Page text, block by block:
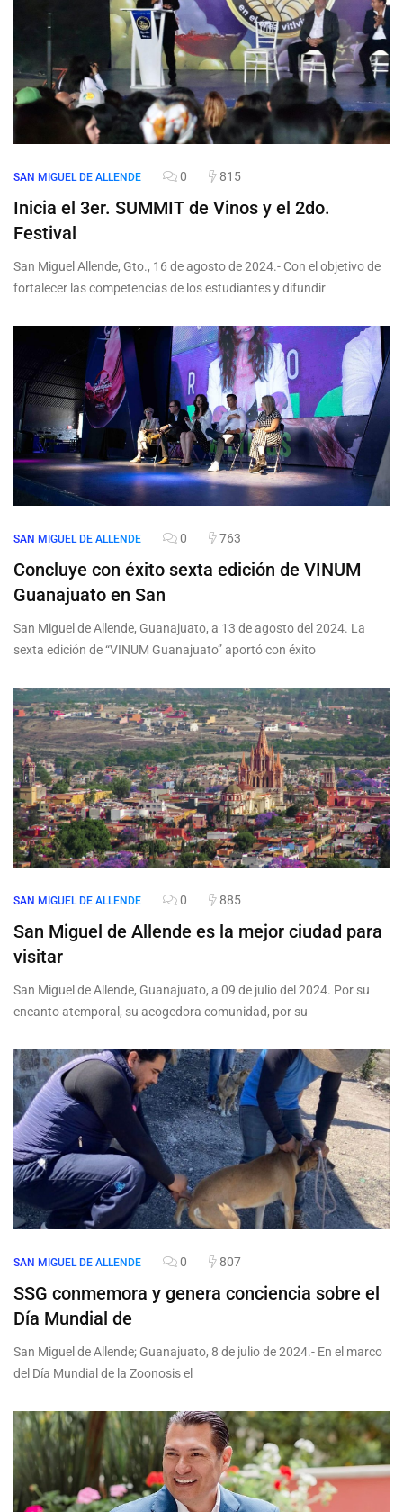
SAN MIGUEL DE ALLENDE 0 815
Inicia el 3er. SUMMIT de Vinos y el 2do.
Festival
San Miguel Allende, Gto., 16 de agosto de 2024.- Con el objetivo de
fortalecer las competencias de los estudiantes y difundir
SAN MIGUEL DE ALLENDE 0 763
Concluye con éxito sexta edición de VINUM
Guanajuato en San
San Miguel de Allende, Guanajuato, a 13 de agosto del 2024. La
sexta edición de “VINUM Guanajuato” aportó con éxito
SAN MIGUEL DE ALLENDE 0 885
San Miguel de Allende es la mejor ciudad para
visitar
San Miguel de Allende, Guanajuato, a 09 de julio del 2024. Por su
encanto atemporal, su acogedora comunidad, por su
SAN MIGUEL DE ALLENDE 0 807
SSG conmemora y genera conciencia sobre el
Día Mundial de
San Miguel de Allende; Guanajuato, 8 de julio de 2024.- En el marco
del Día Mundial de la Zoonosis el